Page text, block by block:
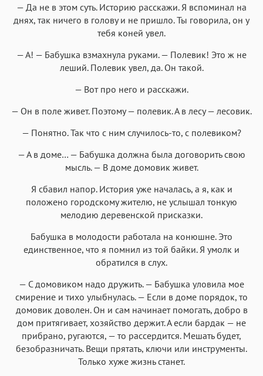
— Да не в этом суть. Историю расскажи. Я вспоминал на
днях, так ничего в голову и не пришло. Ты говорила, он у
тебя коней увел.
— А! — Бабушка взмахнула руками. — Полевик! Это ж не
леший. Полевик увел, да. Он такой.
— Вот про него и расскажи.
— Он в поле живет. Поэтому — полевик. А в лесу — лесовик.
— Понятно. Так что с ним случилось-то, с полевиком?
— А в доме… — Бабушка должна была договорить свою
мысль. — В доме домовик живет.
Я сбавил напор. История уже началась, а я, как и
положено городскому жителю, не услышал тонкую
мелодию деревенской присказки.
Бабушка в молодости работала на конюшне. Это
единственное, что я помнил из той байки. Я умолк и
обратился в слух.
— С домовиком надо дружить. — Бабушка уловила мое
смирение и тихо улыбнулась. — Если в доме порядок, то
домовик доволен. Он и сам начинает помогать, добро в
дом притягивает, хозяйство держит. А если бардак — не
прибрано, ругаются, — то рассердится. Мешать будет,
безобразничать. Вещи прятать, ключи или инструменты.
Только хуже жизнь станет.